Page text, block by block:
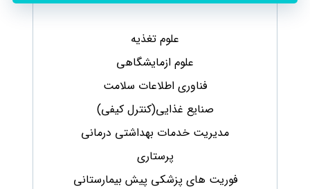
علوم تغذیه
علوم ازمایشگاهی
فناوری اطلاعات سلامت
صنایع غذایی(کنترل کیفی)
مدیریت خدمات بهداشتی درمانی
پرستاری
فوریت های پزشکی پیش بیمارستانی